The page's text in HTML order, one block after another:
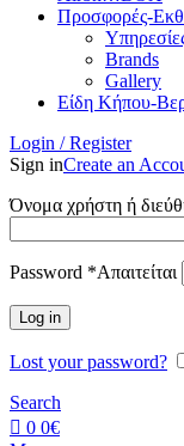
Προσφορές-
Brands
Gallery
Είδη Κήπου-
Login / Register
Sign inCreate an
Όνομα χρήστη ή
Password *Απαιτείται
Log in
Lost your password?
Search
0 0€